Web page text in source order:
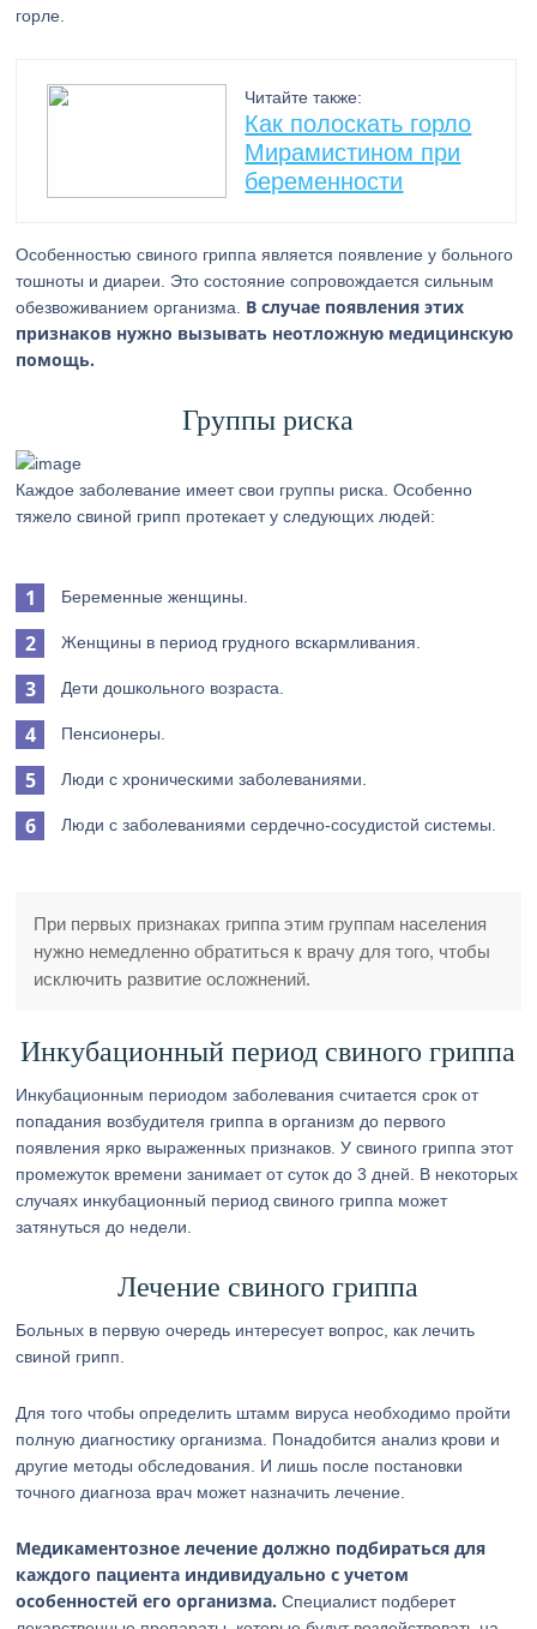
горле.
Читайте также:
Как полоскать горло
Мирамистином при
беременности
Особенностью свиного гриппа является появление у больного
тошноты и диареи. Это состояние сопровождается сильным
обезвоживанием организма. В случае появления этих
признаков нужно вызывать неотложную медицинскую
помощь.
Группы риска
Каждое заболевание имеет свои группы риска. Особенно
тяжело свиной грипп протекает у следующих людей:
Беременные женщины.
Женщины в период грудного вскармливания.
Дети дошкольного возраста.
Пенсионеры.
Люди с хроническими заболеваниями.
Люди с заболеваниями сердечно-сосудистой системы.
При первых признаках гриппа этим группам населения
нужно немедленно обратиться к врачу для того, чтобы
исключить развитие осложнений.
Инкубационный период свиного гриппа
Инкубационным периодом заболевания считается срок от
попадания возбудителя гриппа в организм до первого
появления ярко выраженных признаков. У свиного гриппа этот
промежуток времени занимает от суток до 3 дней. В некоторых
случаях инкубационный период свиного гриппа может
затянуться до недели.
Лечение свиного гриппа
Больных в первую очередь интересует вопрос, как лечить
свиной грипп.
Для того чтобы определить штамм вируса необходимо пройти
полную диагностику организма. Понадобится анализ крови и
другие методы обследования. И лишь после постановки
точного диагноза врач может назначить лечение.
Медикаментозное лечение должно подбираться для
каждого пациента индивидуально с учетом
особенностей его организма. Специалист подберет